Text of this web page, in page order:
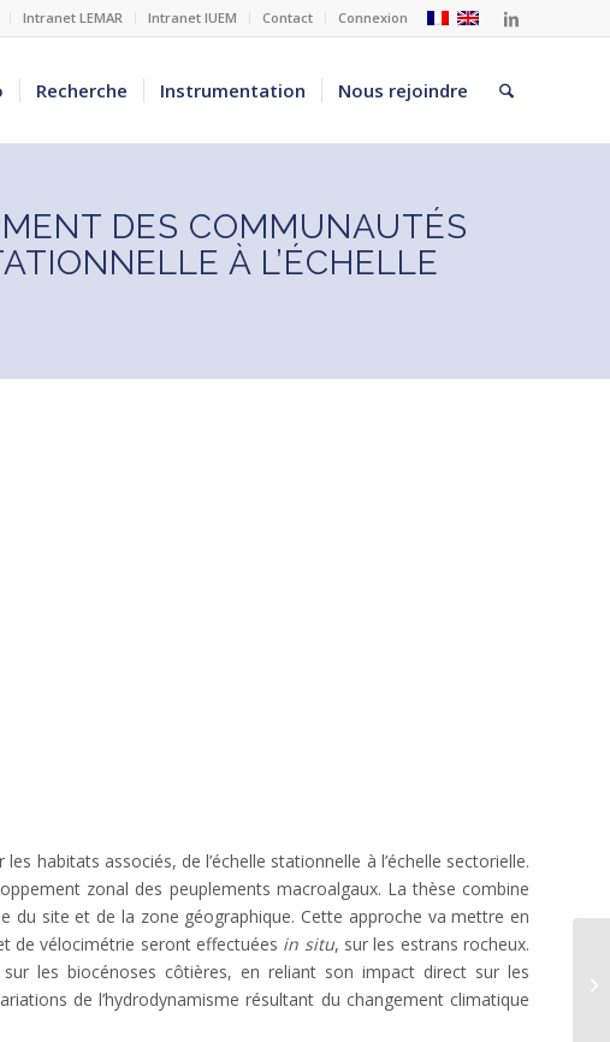
Intranet LEMAR Intranet IUEM Contact Connexion
Recherche Instrumentation Nous rejoindre
DES COMMUNAUTÉS
À L’ÉCHELLE
habitats associés, de l’échelle stationnelle à l’échelle sectorielle.
zonal des peuplements macroalgaux. La thèse combine
du site et de la zone géographique. Cette approche va mettre en
de vélocimétrie seront effectuées in situ, sur les estrans rocheux.
les biocénoses côtières, en reliant son impact direct sur les
de l’hydrodynamisme résultant du changement climatique